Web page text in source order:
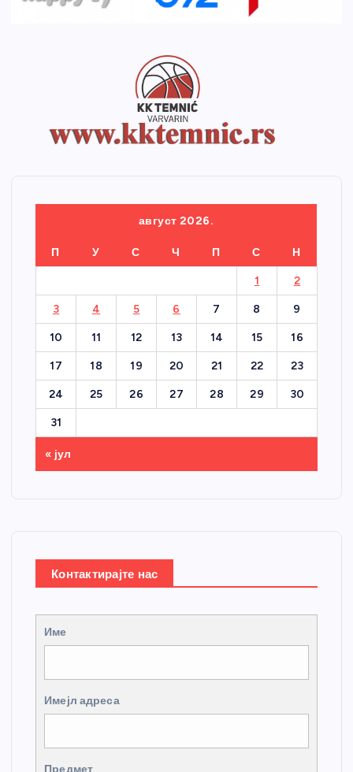
август 2026.
П У С Ч П С Н
1 2
3 4 5 6 7 8 9
10 11 12 13 14 15 16
17 18 19 20 21 22 23
24 25 26 27 28 29 30
31
« јул
Контактирајте нас
Име
Имејл адреса
Предмет